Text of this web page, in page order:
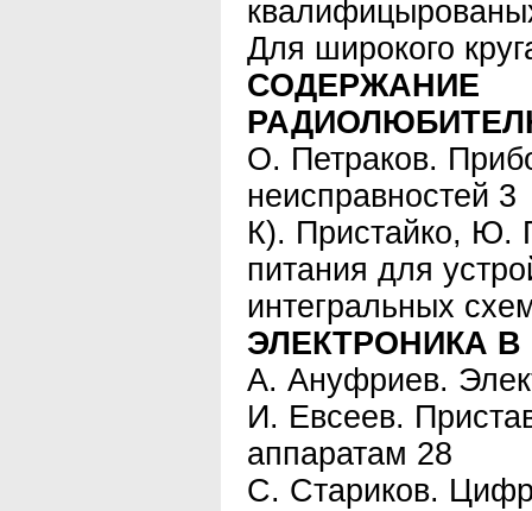
Для широкого
СОДЕРЖАНИЕ
О. Петраков.
неисправностей 3
К). Пристайко, Ю.
питания для
интегральных
ЭЛЕКТРОНИКА
А. Ануфриев.
И. Евсеев.
аппаратам 28
С. Стариков.